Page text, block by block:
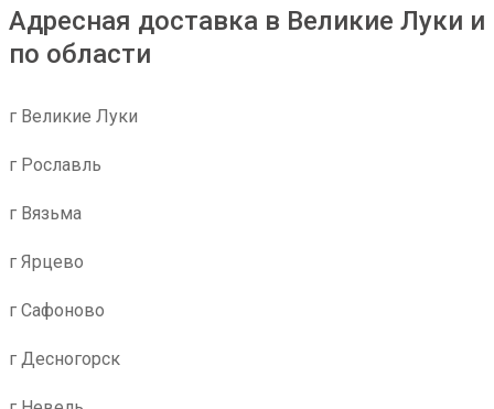
Адресная доставка в Великие Луки и
по области
г Великие Луки
г Рославль
г Вязьма
г Ярцево
г Сафоново
г Десногорск